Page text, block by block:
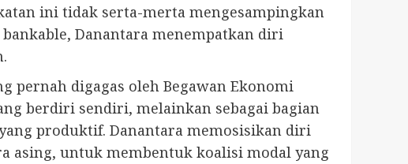
ini tidak serta-merta mengesampingkan
Danantara menempatkan diri
pernah digagas oleh Begawan Ekonomi
berdiri sendiri, melainkan sebagai bagian
produktif. Danantara memosisikan diri
asing, untuk membentuk koalisi modal yang